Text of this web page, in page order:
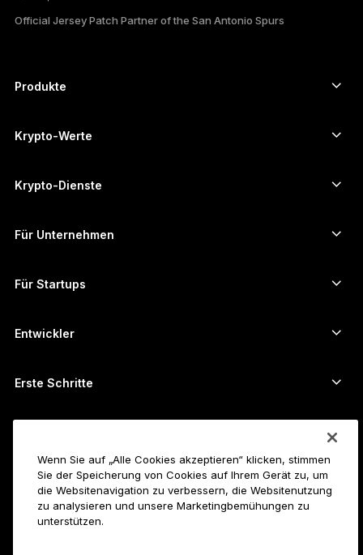
Official Jersey Patch Partner of the San Antonio Spurs
Produkte
Hardware Wallet
Ledger Stax
Ledger Nano Classics
Bündel
Alle Produkte
Krypto-Werte
Ethereum-Wallet
Cardano-Wallet
Monero-Wallet
Alle Vermögenswerte ansehen
Krypto-Dienste
Kryptos kaufen
Kryptos umtauschen
Für Unternehmen
Für Startups
Entwickler
Erste Schritte
So kauft man Bitcoin
Bitcoin-Hardware-Wallet
Unterstützung
Bounty-Programm
Reseller
Ledger-Pressemappe
Karriere
Join Ledger
Alle Jobs
Wenn Sie auf „Alle Cookies akzeptieren“ klicken, stimmen
Sie der Speicherung von Cookies auf Ihrem Gerät zu, um
die Websitenavigation zu verbessern, die Websitenutzung
zu analysieren und unsere Marketingbemühungen zu
unterstützen.